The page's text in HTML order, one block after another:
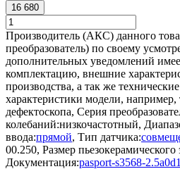
16 680
Производитель (АКС) данного
преобразователь) по своему
дополнительных уведомлений
комплектацию, внешние
производства, а так же
характеристики модели, например,
дефектоскопа, Серия
колебаний:низкочастотный,
ввода:прямой, Тип датчика:
00.250, Размер пьезокерамического
Документация:pasport-s3568-